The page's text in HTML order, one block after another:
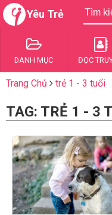
Yêu Trẻ
DANH MỤC ĐỌC
Trang Chủ trẻ 1 - 3 tuổi
TAG: TRẺ 1 - 3